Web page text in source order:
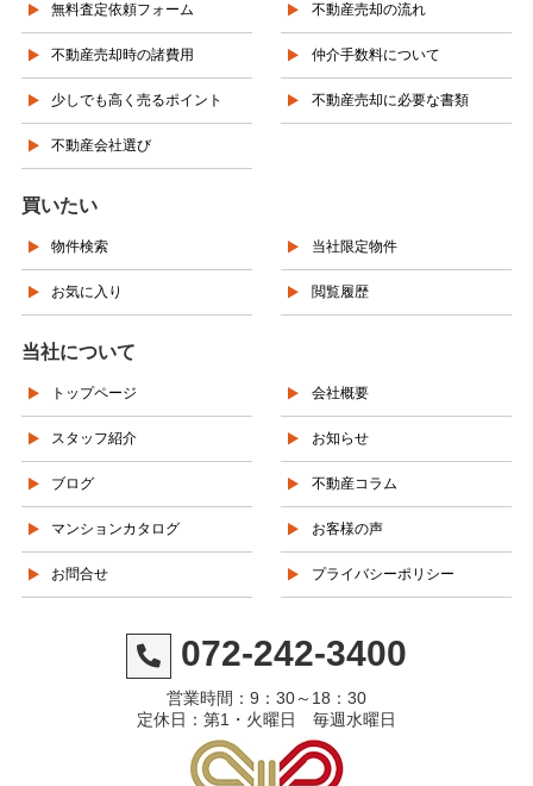
無料査定依頼フォーム 不動産売却の流れ
不動産売却時の諸費用 仲介手数料について
少しでも高く売るポイント 不動産売却に必要な書類
不動産会社選び
買いたい
物件検索 当社限定物件
お気に入り 閲覧履歴
当社について
トップページ 会社概要
スタッフ紹介 お知らせ
ブログ 不動産コラム
マンションカタログ お客様の声
お問合せ プライバシーポリシー
072-242-3400
営業時間：9：30～18：30
定休日：第1・火曜日 毎週水曜日